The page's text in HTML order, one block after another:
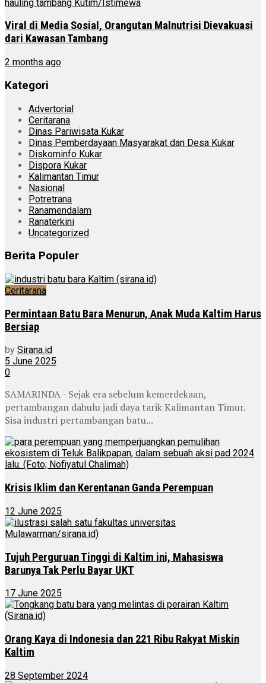
Viral di Media Sosial, Orangutan Malnutrisi Dievakuasi
dari Kawasan Tambang
2 months ago
Kategori
Advertorial
Ceritarana
Dinas Pariwisata Kukar
Dinas Pemberdayaan Masyarakat dan Desa Kukar
Diskominfo Kukar
Dispora Kukar
Kalimantan Timur
Nasional
Potretrana
Ranamendalam
Ranaterkini
Uncategorized
Berita Populer
Ceritarana
Permintaan Batu Bara Menurun, Anak Muda Kaltim Harus
Bersiap
by Sirana.id
5 June 2025
0
SAMARINDA - Sejak era sebelum kemerdekaan,
pertambangan dahulu jadi daya tarik Kalimantan Timur.
Sisa industri pertambangan batu...
Krisis Iklim dan Kerentanan Ganda Perempuan
12 June 2025
Tujuh Perguruan Tinggi di Kaltim ini, Mahasiswa
Barunya Tak Perlu Bayar UKT
17 June 2025
Orang Kaya di Indonesia dan 221 Ribu Rakyat Miskin
Kaltim
28 September 2024